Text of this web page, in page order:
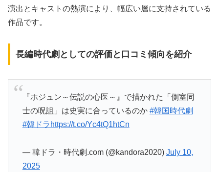
演出とキャストの熱演により、幅広い層に支持されている
作品です。
長編時代劇としての評価と口コミ傾向を紹介
『ホジュン～伝説の心医～』で描かれた「側室同
士の呪詛」は史実に合っているのか #韓国時代劇
#韓ドラ https://t.co/Yc4tQ1htCn
— 韓ドラ・時代劇.com (@kandora2020) July 10,
2025